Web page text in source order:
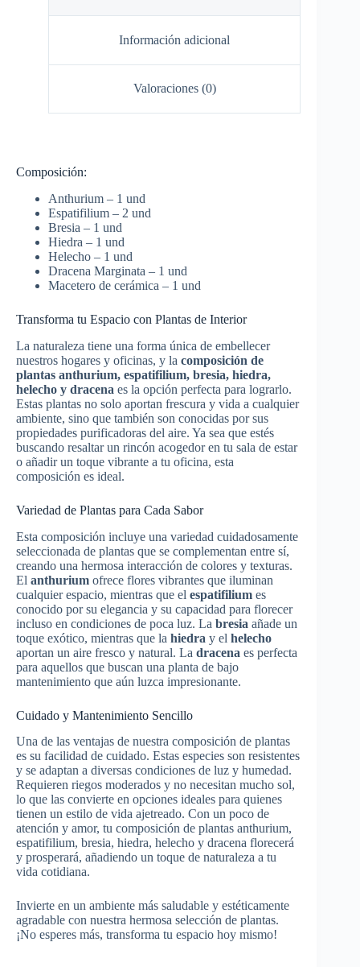
Información adicional
Valoraciones (0)
Composición:
Anthurium – 1 und
Espatifilium – 2 und
Bresia – 1 und
Hiedra – 1 und
Helecho – 1 und
Dracena Marginata – 1 und
Macetero de cerámica – 1 und
Transforma tu Espacio con Plantas de Interior
La naturaleza tiene una forma única de embellecer
nuestros hogares y oficinas, y la composición de
plantas anthurium, espatifilium, bresia, hiedra,
helecho y dracena es la opción perfecta para lograrlo.
Estas plantas no solo aportan frescura y vida a cualquier
ambiente, sino que también son conocidas por sus
propiedades purificadoras del aire. Ya sea que estés
buscando resaltar un rincón acogedor en tu sala de estar
o añadir un toque vibrante a tu oficina, esta
composición es ideal.
Variedad de Plantas para Cada Sabor
Esta composición incluye una variedad cuidadosamente
seleccionada de plantas que se complementan entre sí,
creando una hermosa interacción de colores y texturas.
El anthurium ofrece flores vibrantes que iluminan
cualquier espacio, mientras que el espatifilium es
conocido por su elegancia y su capacidad para florecer
incluso en condiciones de poca luz. La bresia añade un
toque exótico, mientras que la hiedra y el helecho
aportan un aire fresco y natural. La dracena es perfecta
para aquellos que buscan una planta de bajo
mantenimiento que aún luzca impresionante.
Cuidado y Mantenimiento Sencillo
Una de las ventajas de nuestra composición de plantas
es su facilidad de cuidado. Estas especies son resistentes
y se adaptan a diversas condiciones de luz y humedad.
Requieren riegos moderados y no necesitan mucho sol,
lo que las convierte en opciones ideales para quienes
tienen un estilo de vida ajetreado. Con un poco de
atención y amor, tu composición de plantas anthurium,
espatifilium, bresia, hiedra, helecho y dracena florecerá
y prosperará, añadiendo un toque de naturaleza a tu
vida cotidiana.
Invierte en un ambiente más saludable y estéticamente
agradable con nuestra hermosa selección de plantas.
¡No esperes más, transforma tu espacio hoy mismo!